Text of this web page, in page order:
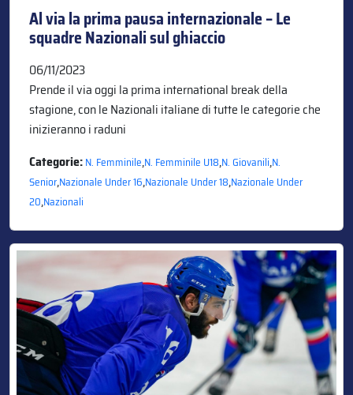
Al via la prima pausa internazionale – Le
squadre Nazionali sul ghiaccio
06/11/2023
Prende il via oggi la prima international break della
stagione, con le Nazionali italiane di tutte le categorie che
inizieranno i raduni
Categorie:N. Femminile,N. Femminile U18,N. Giovanili,N.
Senior,Nazionale Under 16,Nazionale Under 18,Nazionale Under
20,Nazionali